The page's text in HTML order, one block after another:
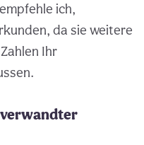
ich,
da sie weitere
Ihr